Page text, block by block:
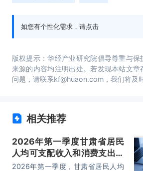
如您有个性化需求，请点击
版权提示：华经产业研究院倡导尊重与保
来源的内容均注明出处。若发现本站文章
问题，请联系kf@huaon.com，我们将及
相关推荐
2026年第一季度甘肃省居民
人均可支配收入和消费支出情
况统计
2026年第一季度，甘肃省居民人均